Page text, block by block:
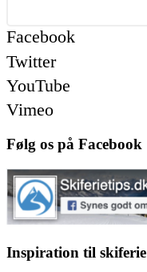
Facebook
Twitter
YouTube
Vimeo
Følg os på Facebook
Inspiration til skiferie